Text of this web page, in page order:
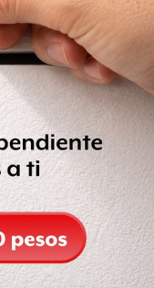
regresará por la
concluirá así una
el miércoles
luego continuó por
Américas.